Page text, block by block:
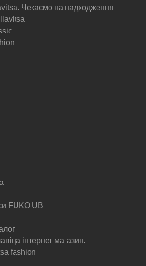
Чекаємо на надходження
FUKO UB
інтернет магазин.
fashion